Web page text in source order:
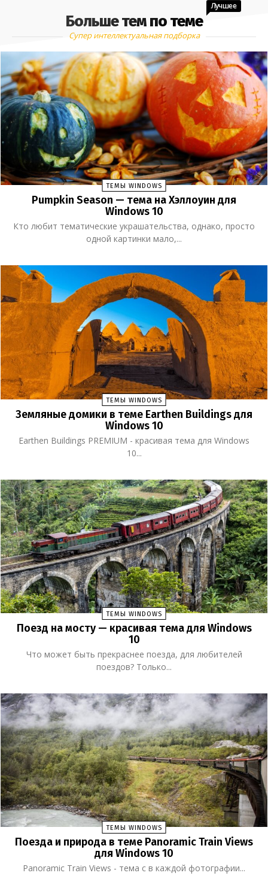
Больше тем по теме
Лучшее
Супер интеллектуальная подборка
ТЕМЫ WINDOWS
Pumpkin Season — тема на Хэллоуин для
Windows 10
Кто любит тематические украшательства, однако, просто
одной картинки мало,...
ТЕМЫ WINDOWS
Земляные домики в теме Earthen Buildings для
Windows 10
Earthen Buildings PREMIUM - красивая тема для Windows
10...
ТЕМЫ WINDOWS
Поезд на мосту — красивая тема для Windows
10
Что может быть прекраснее поезда, для любителей
поездов? Только...
ТЕМЫ WINDOWS
Поезда и природа в теме Panoramic Train Views
для Windows 10
Panoramic Train Views - тема с в каждой фотографии...